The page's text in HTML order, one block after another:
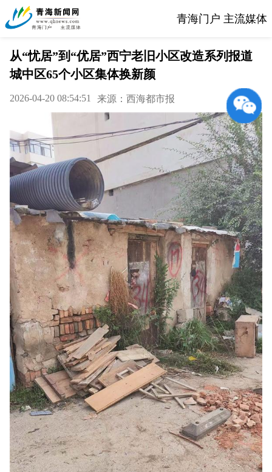
青海门户 主流媒体
从“忧居”到“优居”西宁老旧小区改造系列报道
城中区65个小区集体换新颜
2026-04-20 08:54:51 来源：西海都市报